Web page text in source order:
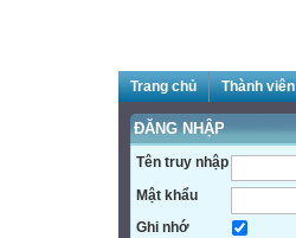
Trang chủ Thành viên
ĐĂNG NHẬP
Tên truy nhập
Mật khẩu
Ghi nhớ